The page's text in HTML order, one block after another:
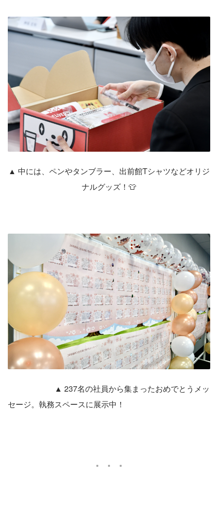
▲ 中には、ペンやタンブラー、出前館Tシャツなどオリジ
ナルグッズ！👕
▲ 237名の社員から集まったおめでとうメッ
セージ。執務スペースに展示中！